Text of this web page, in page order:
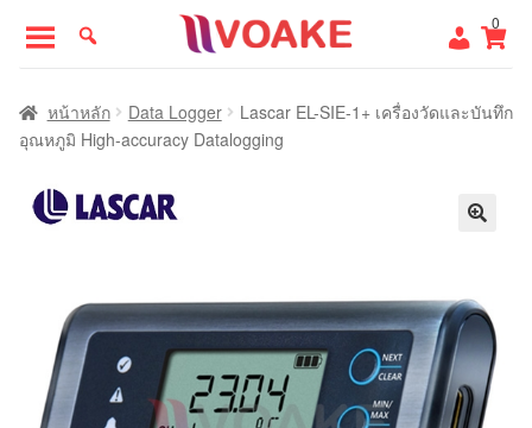
to
navigation
to
content
0
หน้าแรก
หน้าหลัก Data Logger
Lascar EL-SIE-1+ เครื่องวัดและบันทึก
อุณหภูมิ High-accuracy Datalogging